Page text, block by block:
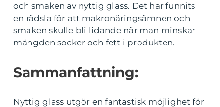
och smaken av nyttig glass. Det har funnits
en rädsla för att makronäringsämnen och
smaken skulle bli lidande när man minskar
mängden socker och fett i produkten.
Sammanfattning:
Nyttig glass utgör en fantastisk möjlighet för